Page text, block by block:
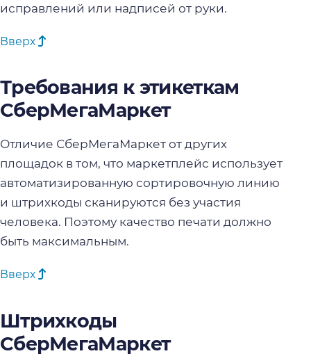
исправлений или надписей от руки.
Вверх
Требования к этикеткам
СберМегаМаркет
Отличие СберМегаМаркет от других
площадок в том, что маркетплейс использует
автоматизированную сортировочную линию
и штрихкоды сканируются без участия
человека. Поэтому качество печати должно
быть максимальным.
Вверх
Штрихкоды
СберМегаМаркет